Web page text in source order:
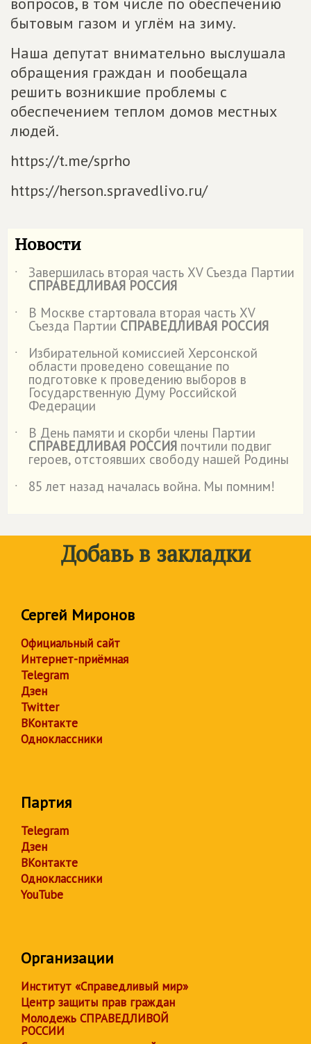
бытовым газом и углём на зиму.
Наша депутат внимательно выслушала
обращения граждан и пообещала
решить возникшие проблемы с
обеспечением теплом домов местных
людей.
https://t.me/sprho
https://herson.spravedlivo.ru/
Новости
˙ Завершилась вторая часть XV Съезда Партии
СПРАВЕДЛИВАЯ РОССИЯ
˙
В Москве стартовала вторая часть XV
Съезда Партии СПРАВЕДЛИВАЯ РОССИЯ
˙
Избирательной комиссией Херсонской
области проведено совещание по
подготовке к проведению выборов в
Государственную Думу Российской
Федерации
˙
В День памяти и скорби члены Партии
СПРАВЕДЛИВАЯ РОССИЯ почтили подвиг
героев, отстоявших свободу нашей Родины
˙
85 лет назад началась война. Мы помним!
Добавь в закладки
Сергей Миронов
Официальный сайт
Интернет-приёмная
Telegram
Дзен
Twitter
ВКонтакте
Одноклассники
Партия
Telegram
Дзен
ВКонтакте
Одноклассники
YouTube
Организации
Институт «Справедливый мир»
Центр защиты прав граждан
Молодежь СПРАВЕДЛИВОЙ
РОССИИ